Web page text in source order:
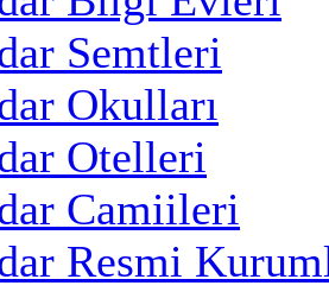
Semtleri
Okulları
Otelleri
Camiileri
Resmi